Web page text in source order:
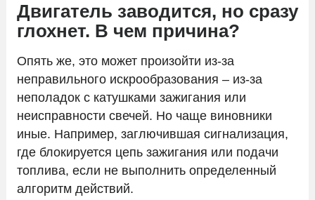
Двигатель заводится, но сразу
глохнет. В чем причина?
Опять же, это может произойти из-за
неправильного искрообразования – из-за
неполадок с катушками зажигания или
неисправности свечей. Но чаще виновники
иные. Например, заглючившая сигнализация,
где блокируется цепь зажигания или подачи
топлива, если не выполнить определенный
алгоритм действий.